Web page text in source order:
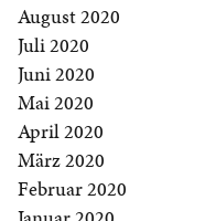
August 2020
Juli 2020
Juni 2020
Mai 2020
April 2020
März 2020
Februar 2020